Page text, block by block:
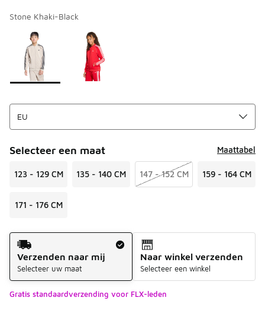
Stone Khaki-Black
Pagina 1 van 1 met 1 tot 2 van 2 kleuren.
Kies een model
Selecteer een maat Maattabel
123 - 129 CM 135 - 140 CM 147 - 152 CM 159 - 164 CM
171 - 176 CM
Verzendmethode
Verzenden naar mij
Selecteer uw maat
Naar winkel verzenden
Selecteer een winkel
Gratis standaardverzending voor FLX-leden